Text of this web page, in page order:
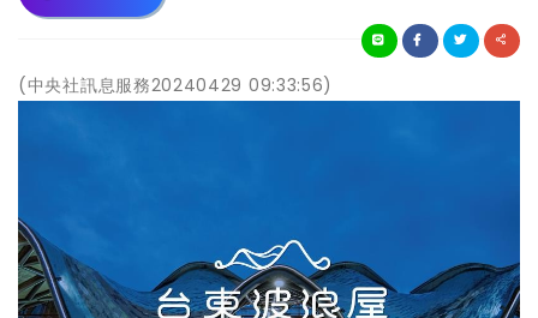
(中央社訊息服務20240429 09:33:56)